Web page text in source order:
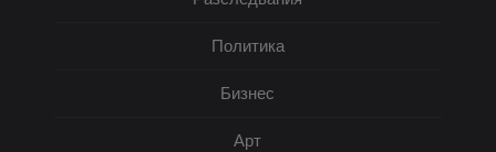
Политика
Бизнес
Арт